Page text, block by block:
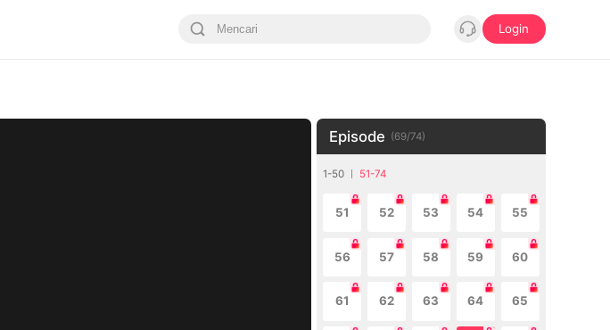
Login
Episode (69/74)
1-50 51-74
51 52 53 54 55
56 57 58 59 60
61 62 63 64 65